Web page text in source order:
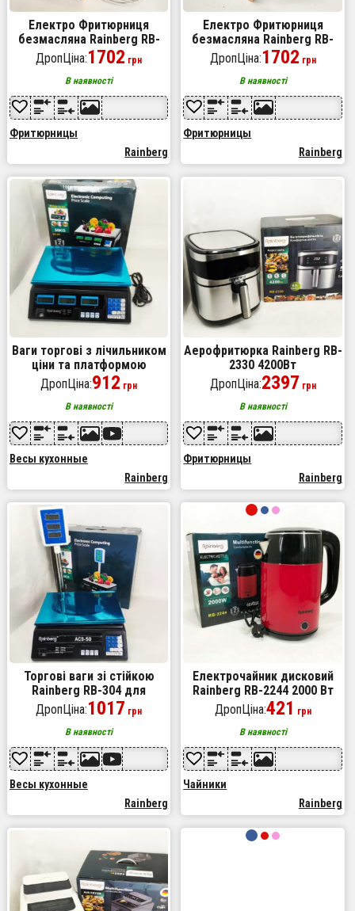
Електро Фритюрниця
безмасляна Rainberg RB-
2318 3800 Вт зі знімним
кошиком 8.5л до 30 хв Red
ДропЦіна:1702 грн
В наявності
Фритюрницы
Rainberg
Електро Фритюрниця
безмасляна Rainberg RB-
2318 3800Вт зі знімним
кошиком 8.5л до 30 хв
Black
ДропЦіна:1702 грн
В наявності
Фритюрницы
Rainberg
Ваги торгові з лічильником
ціни та платформою
Rainberg RB-302 до 50кг
ДропЦіна:912 грн
В наявності
Весы кухонные
Rainberg
Аерофритюрка Rainberg RB-
2330 4200Вт
ДропЦіна:2397 грн
В наявності
Фритюрницы
Rainberg
Торгові ваги зі стійкою
Rainberg RB-304 для
магазину до 50 кг
ДропЦіна:1017 грн
В наявності
Весы кухонные
Rainberg
Електрочайник дисковий
Rainberg RB-2244 2000 Вт
2л, електронний чайник,
дисковий чайник. Колір:
червоний
ДропЦіна:421 грн
В наявності
Чайники
Rainberg